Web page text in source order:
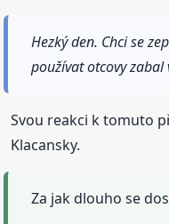
Hezký den. Chci se
používat otcovy zabal
Svou reakci k tomuto
Klacansky.
Za jak dlouho se